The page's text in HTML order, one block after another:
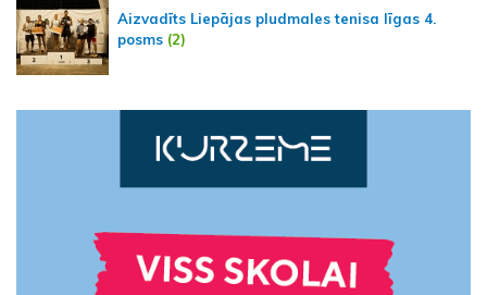
Aizvadīts Liepājas pludmales tenisa līgas 4.
posms (2)